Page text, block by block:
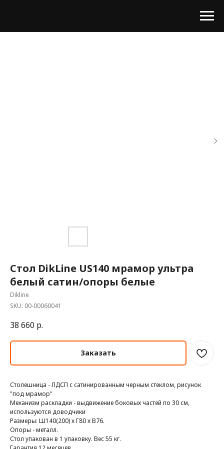
Стол DikLine US140 мрамор ультра
белый сатин/опоры белые
Dikline
SKU: 00-00060041
38 660 р.
Заказать
Столешница - ЛДСП с сатинированным черным стеклом, рисунок
"под мрамор"
Механизм раскладки - выдвижение боковых частей по 30 см,
используются доводчики
Размеры: Ш140(200) х Г80 х В76.
Опоры - металл.
Стол упакован в 1 упаковку. Вес 55 кг.